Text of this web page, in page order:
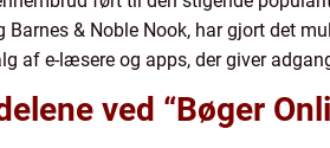
Barnes & Noble Nook, har gjort det
af e-læsere og apps, der giver
ved “Bøger